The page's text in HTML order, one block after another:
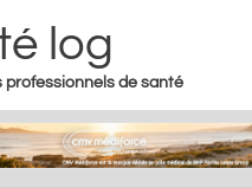
log
professionnels de santé